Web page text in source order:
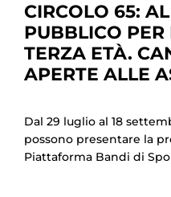
CIRCOLO 65:
PUBBLICO PER
TERZA ETÀ.
APERTE ALLE
Dal 29 luglio al 18
possono presentare la
Piattaforma Bandi di